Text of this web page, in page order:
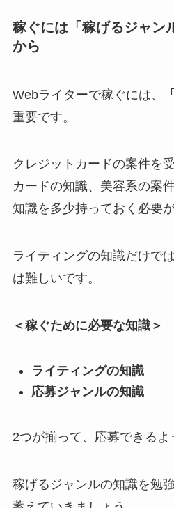
稼ぐには「稼げるジャン
から
Webライターで稼ぐには、 「
重要です。
クレジットカードの案件を
カードの知識、美容系の案
知識を多少持っておく必要
ライティングの知識だけで
は難しいです。
＜稼ぐために必要な知識＞
ライティングの知識
応募ジャンルの知識
2つが揃って、応募できるよ
稼げるジャンルの知識を勉